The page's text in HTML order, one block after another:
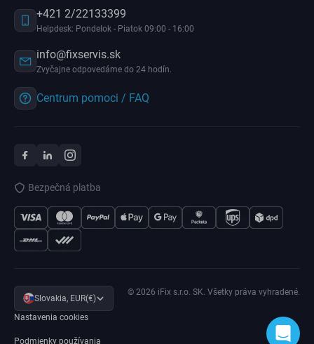
+421 2/22133399
Helpdesk: Pondelok - Piatok 09:00 - 16:00
info@fixservis.sk
Zvyčajne odpovedáme do 24 hodín.
Centrum pomoci / FAQ
Bezpečná platba
Slovakia, EUR(€)
Nastavenia cookies
Podmienky používania
© 2026 iFix s.r.o. SK. Všetky práva vyhradené.